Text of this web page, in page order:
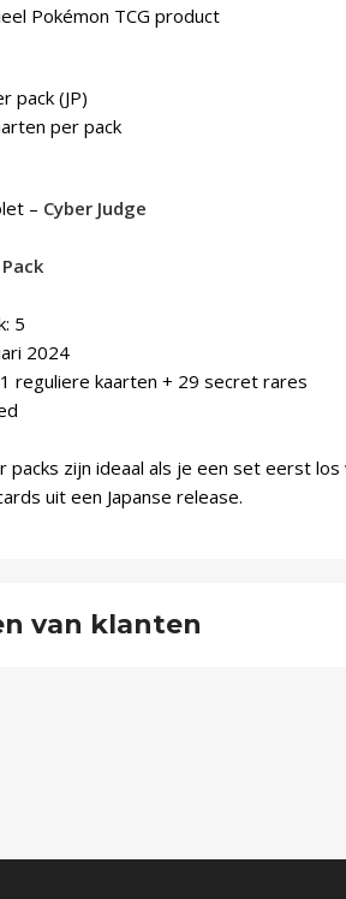
Pokémon TCG product
pack (JP)
per pack
– Cyber Judge
5
2024
reguliere kaarten + 29 secret rares
packs zijn ideaal als je een set eerst
uit een Japanse release.
van klanten